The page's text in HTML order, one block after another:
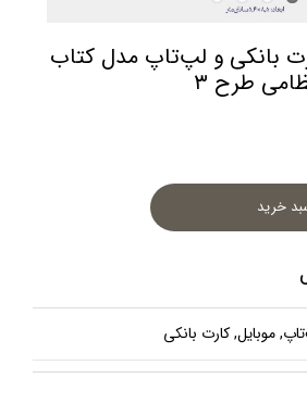
بانکی و لپ‌تاپ مدل کتاب
طرح ۳
خرید
موبایل, کارت بانکی